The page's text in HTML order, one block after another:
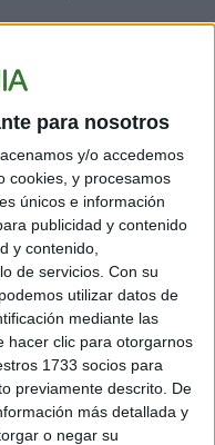
para nosotros
y/o accedemos
cookies, y procesamos
únicos e información
publicidad y contenido
y contenido,
de servicios. Con su
utilizar datos de
mediante las
hacer clic para otorgarnos
1733 socios para
previamente descrito. De
más detallada y
o negar su
alucinógenos
producen psilocibina
hallazgo que abre nuevas